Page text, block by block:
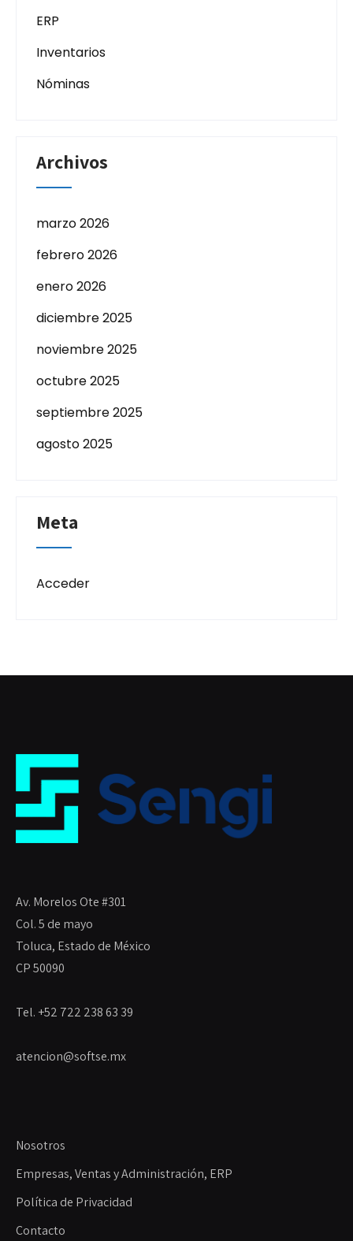
ERP
Inventarios
Nóminas
Archivos
marzo 2026
febrero 2026
enero 2026
diciembre 2025
noviembre 2025
octubre 2025
septiembre 2025
agosto 2025
Meta
Acceder
Av. Morelos Ote #301
Col. 5 de mayo
Toluca, Estado de México
CP 50090
Tel. +52 722 238 63 39
atencion@softse.mx
Nosotros
Empresas, Ventas y Administración, ERP
Política de Privacidad
Contacto